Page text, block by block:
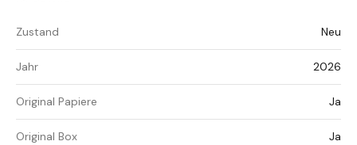
Zustand Neu
Jahr 2026
Original Papiere Ja
Original Box Ja